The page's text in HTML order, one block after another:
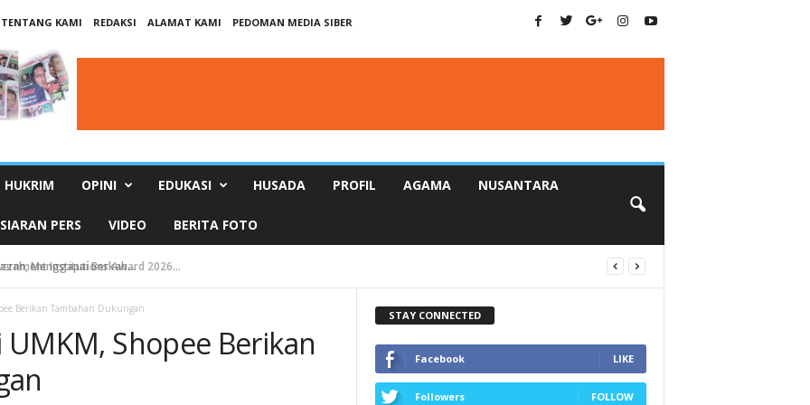
TENTANG KAMI REDAKSI ALAMAT KAMI
PEDOMAN MEDIA SIBER
HUKRIM OPINI EDUKASI HUSADA PROFIL AGAMA NUSANTARA
SIARAN PERS VIDEO BERITA FOTO
Menggapai Berkah...
Institutions Award 2026...
Berikan Tambahan Dukungan
Shopee Berikan
STAY CONNECTED
Facebook LIKE
Followers FOLLOW